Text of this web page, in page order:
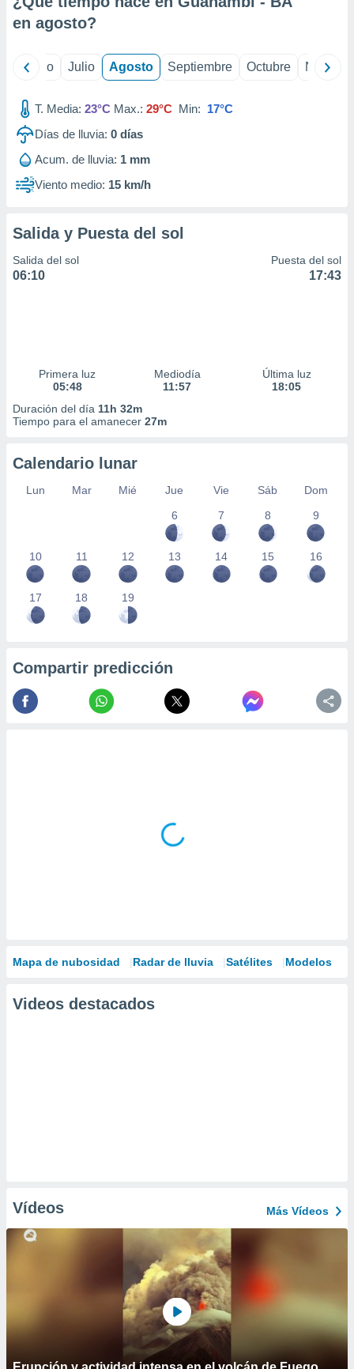
e
publicidad
publicidad
de
en agosto?
Junio Julio Agosto Septiembre Octubre
T. Media: 23°C Max.: 29°C Min: 17°C
Días de lluvia: 0 días
Acum. de lluvia: 1 mm
Viento medio: 15 km/h
Salida y Puesta del sol
Salida del sol
06:10
Puesta del sol
17:43
Primera luz
05:48
Mediodía
11:57
Última luz
18:05
Duración del día 11h 32m
Tiempo para el amanecer 27m
Calendario lunar
Lun Mar Mié Jue Vie Sáb
Dom
6
7 8 9
10 11 12 13 14 15 16
17 18 19
Compartir predicción
Mapa de nubosidad Radar de lluvia Satélites Modelos
Videos destacados
Vídeos Más Vídeos